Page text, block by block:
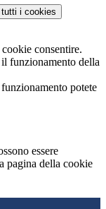
i cookies
consentire.
funzionamento della
potete
essere
pagina della cookie